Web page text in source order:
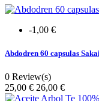
-1,00 €
Abdodren 60 capsulas
0 Review(s)
Precio
25,00 € 26,00 €